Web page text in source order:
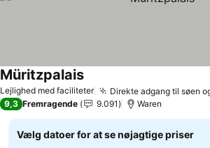
Lejlighed med faciliteter Direkte adgang til søen
Müritzpalais
9,3 Fremragende 9.091 Waren
Vælg datoer for at se nøjagtige priser